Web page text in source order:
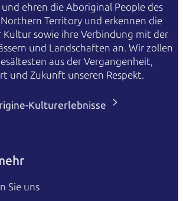
ehren die Aboriginal People des
Territory und erkennen die
Kultur sowie ihre Verbindung mit der
und Landschaften an. Wir zollen
aus der Vergangenheit,
und Zukunft unseren Respekt.
Kulturerlebnisse
Sie uns